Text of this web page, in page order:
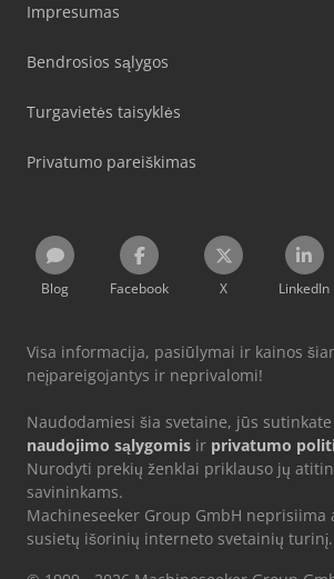
Impresumas
Bendrosios sąlygos
Turgavietės taisyklės
Privatumo pareiškimas
Blog Facebook X LinkedIn
Visa informacija, pasiūlymai ir kainos
neįpareigojantys ir neprivalomi!
Naudodamiesi šia svetaine, jūs
naudojimo sąlygomis ir privatumo
Nurodyti prekių ženklai priklauso jų
savininkams.
Machineseeker Group GmbH neprisiima
susietų išorinių interneto svetainių turinį.